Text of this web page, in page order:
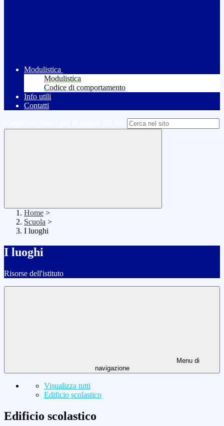
Modulistica
Modulistica
Codice di comportamento
Info utili
Contatti
Home >
Scuola >
I luoghi
I luoghi
Risorse dell'istituto
Menu di
navigazione
Visualizza tutti
Edificio scolastico
Edificio scolastico